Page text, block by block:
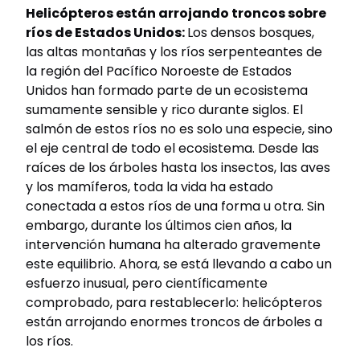
Helicópteros están arrojando troncos sobre
ríos de Estados Unidos:Los densos bosques,
las altas montañas y los ríos serpenteantes de
la región del Pacífico Noroeste de Estados
Unidos han formado parte de un ecosistema
sumamente sensible y rico durante siglos. El
salmón de estos ríos no es solo una especie, sino
el eje central de todo el ecosistema. Desde las
raíces de los árboles hasta los insectos, las aves
y los mamíferos, toda la vida ha estado
conectada a estos ríos de una forma u otra. Sin
embargo, durante los últimos cien años, la
intervención humana ha alterado gravemente
este equilibrio. Ahora, se está llevando a cabo un
esfuerzo inusual, pero científicamente
comprobado, para restablecerlo: helicópteros
están arrojando enormes troncos de árboles a
los ríos.